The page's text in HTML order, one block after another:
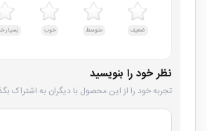
ضعیف متوسط خوب بسیار
نظر خود را بنویسید
تجربه خود را از این محصول با دیگران به اشتراک